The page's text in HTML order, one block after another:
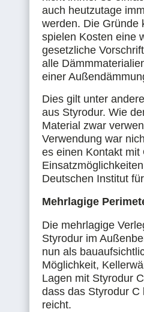
auch heutzutage
werden. Die Gründe
spielen Kosten eine
gesetzliche
alle
einer
Dies gilt unter
aus Styrodur. Wie
Material zwar
Verwendung war
es einen Kontakt
Deutschen Institut
Mehrlagige
Die mehrlagige
Styrodur im
nun als
Möglichkeit,
Lagen mit Styrodur
dass das Styrodur
reicht.